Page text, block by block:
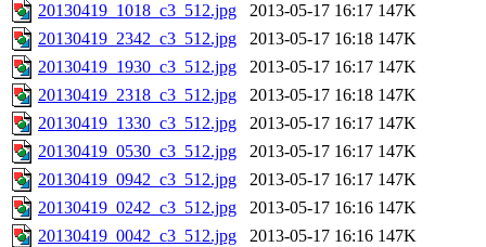
20130419_1018_c3_512.jpg
2013-05-17 16:17 147K
20130419_2342_c3_512.jpg
2013-05-17 16:18 147K
20130419_1930_c3_512.jpg
2013-05-17 16:17 147K
20130419_2318_c3_512.jpg
2013-05-17 16:18 147K
20130419_1330_c3_512.jpg
2013-05-17 16:17 147K
20130419_0530_c3_512.jpg
2013-05-17 16:17 147K
20130419_0942_c3_512.jpg
2013-05-17 16:17 147K
20130419_0242_c3_512.jpg
2013-05-17 16:16 147K
20130419_0042_c3_512.jpg
2013-05-17 16:16 147K